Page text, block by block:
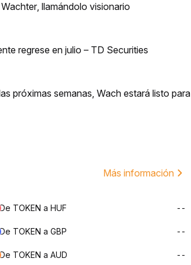
llamándolo visionario
regrese en julio – TD Securities
próximas semanas, Wach estará listo para
Más información
De TOKEN a HUF --
De TOKEN a GBP --
De TOKEN a AUD --